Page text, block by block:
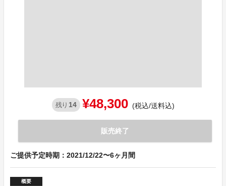
残り 14 ¥48,300 (税込/送料込)
販売終了
ご提供予定時期：2021/12/22〜6ヶ月間
概要